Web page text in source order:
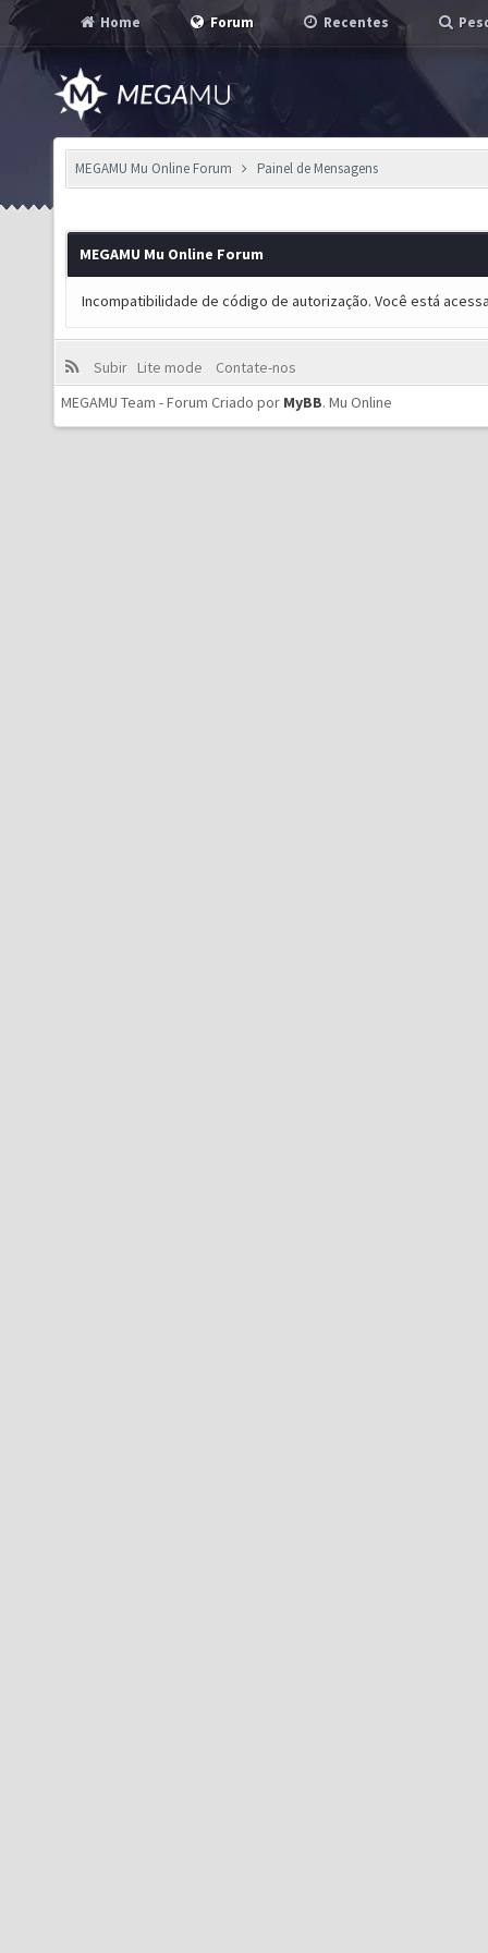
Home Forum Recentes
MEGAMU Mu Online Forum Painel de Mensagens
MEGAMU Mu Online Forum
Incompatibilidade de código de autorização. Você está
Subir Lite mode
Contate-nos
MEGAMU Team - Forum Criado por MyBB. Mu Online